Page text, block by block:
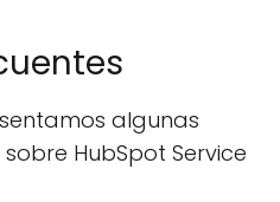
algunas
HubSpot Service